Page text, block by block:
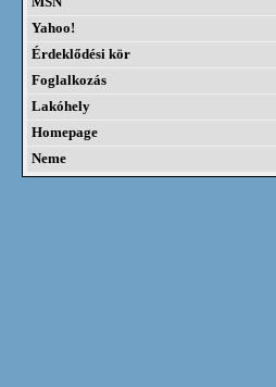
Yahoo!
Érdeklődési kör
Foglalkozás
Lakóhely
Homepage
Neme